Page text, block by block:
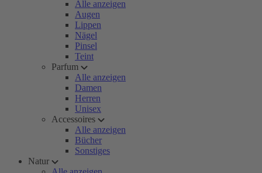
Alle anzeigen
Augen
Lippen
Nägel
Pinsel
Teint
Parfum
Alle anzeigen
Damen
Herren
Unisex
Accessoires
Alle anzeigen
Bücher
Sonstiges
Natur